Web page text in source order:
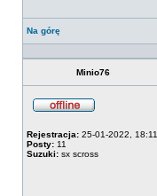
Na górę
Minio76
Rejestracja: 25-01-2022, 18:11
Posty: 11
Suzuki: sx scross